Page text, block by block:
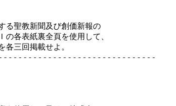
聖教新聞及び創価新報の
各表紙裏全頁を使用して、
三回掲載せよ。
--------------------------------